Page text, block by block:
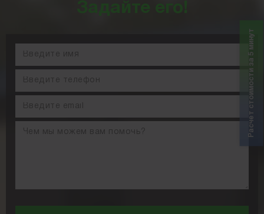
Задайте его!
Расчет стоимости за 5 минут